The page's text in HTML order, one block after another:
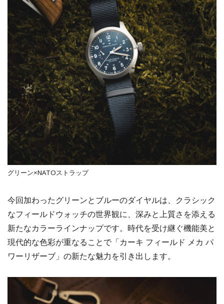
グリーン×NATOストラップ
今回加わったグリーンとブルーのダイヤルは、クラシック
なフィールドウォッチの世界観に、深みと上質さを添える
新たなカラーラインナップです。時代を受け継ぐ機能美と
現代的な色彩が重なることで「カーキ フィールド メカ パ
ワーリザーブ」の新たな魅力を引き出します。